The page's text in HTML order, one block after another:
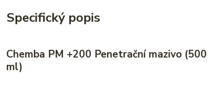
Specifický popis
Chemba PM +200 Penetrační mazivo (500
ml)